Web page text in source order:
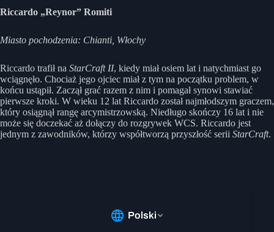
Riccardo „Reynor” Romiti
Miasto pochodzenia: Chianti, Włochy
Riccardo trafił na StarCraft II, kiedy miał osiem lat i natychmiast go
wciągnęło. Chociaż jego ojciec miał z tym na początku problem, w
końcu ustąpił. Zaczął grać razem z nim i pomagał synowi stawiać
pierwsze kroki. W wieku 12 lat Riccardo został najmłodszym graczem,
który osiągnął rangę arcymistrzowską. Niedługo skończy 16 lat i nie
może się doczekać aż dołączy do rozgrywek WCS. Riccardo jest
jednym z zawodników, którzy współtworzą przyszłość serii StarCraft.